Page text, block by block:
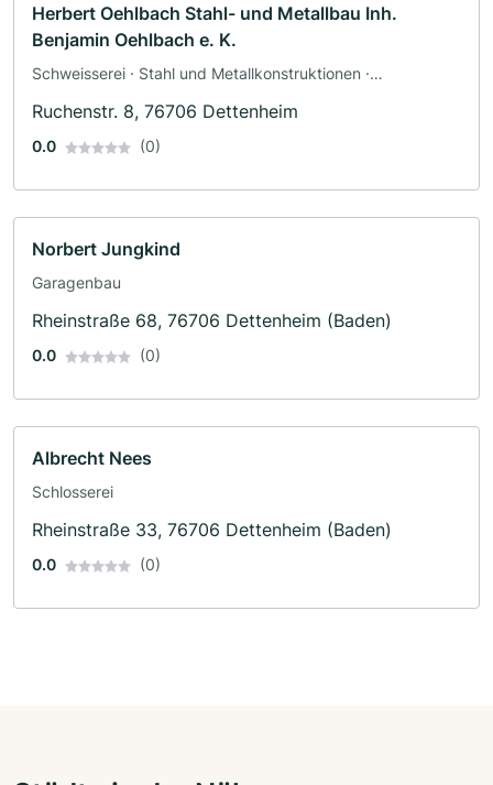
Herbert Oehlbach Stahl- und Metallbau Inh.
Benjamin Oehlbach e. K.
Schweisserei · Stahl und Metallkonstruktionen ·
Ruchenstr. 8, 76706 Dettenheim
0.0 (0)
Norbert Jungkind
Garagenbau
Rheinstraße 68, 76706 Dettenheim (Baden)
0.0 (0)
Albrecht Nees
Schlosserei
Rheinstraße 33, 76706 Dettenheim (Baden)
0.0 (0)